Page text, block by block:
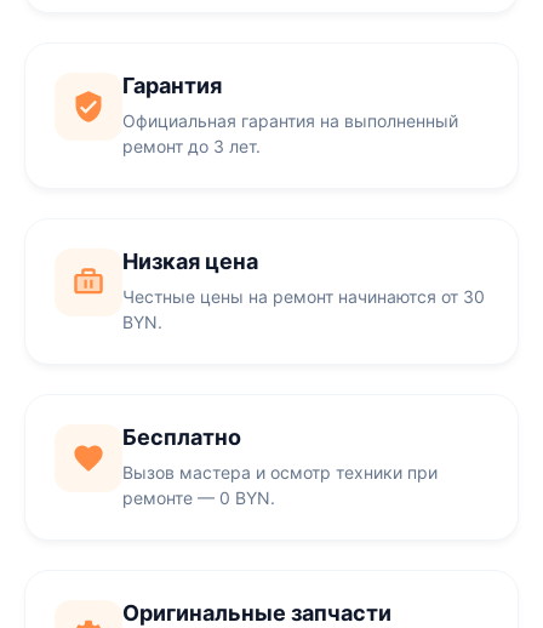
Гарантия
Официальная гарантия на выполненный
ремонт до 3 лет.
Низкая цена
Честные цены на ремонт начинаются от 30
BYN.
Бесплатно
Вызов мастера и осмотр техники при
ремонте — 0 BYN.
Оригинальные запчасти